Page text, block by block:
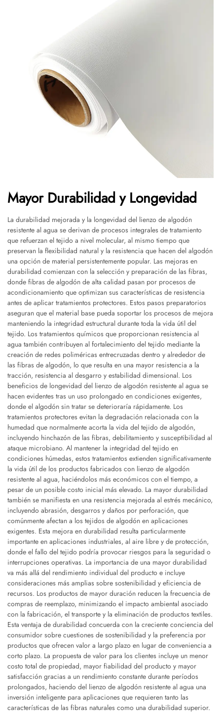
Mayor Durabilidad y Longevidad
La durabilidad mejorada y la longevidad del lienzo de algodón
resistente al agua se derivan de procesos integrales de tratamiento
que refuerzan el tejido a nivel molecular, al mismo tiempo que
preservan la flexibilidad natural y la resistencia que hacen del algodón
una opción de material persistentemente popular. Las mejoras en
durabilidad comienzan con la selección y preparación de las fibras,
donde fibras de algodón de alta calidad pasan por procesos de
acondicionamiento que optimizan sus características de resistencia
antes de aplicar tratamientos protectores. Estos pasos preparatorios
aseguran que el material base pueda soportar los procesos de mejora
manteniendo la integridad estructural durante toda la vida útil del
tejido. Los tratamientos químicos que proporcionan resistencia al
agua también contribuyen al fortalecimiento del tejido mediante la
creación de redes poliméricas entrecruzadas dentro y alrededor de
las fibras de algodón, lo que resulta en una mayor resistencia a la
tracción, resistencia al desgarro y estabilidad dimensional. Los
beneficios de longevidad del lienzo de algodón resistente al agua se
hacen evidentes tras un uso prolongado en condiciones exigentes,
donde el algodón sin tratar se deterioraría rápidamente. Los
tratamientos protectores evitan la degradación relacionada con la
humedad que normalmente acorta la vida del tejido de algodón,
incluyendo hinchazón de las fibras, debilitamiento y susceptibilidad al
ataque microbiano. Al mantener la integridad del tejido en
condiciones húmedas, estos tratamientos extienden significativamente
la vida útil de los productos fabricados con lienzo de algodón
resistente al agua, haciéndolos más económicos con el tiempo, a
pesar de un posible costo inicial más elevado. La mayor durabilidad
también se manifiesta en una resistencia mejorada al estrés mecánico,
incluyendo abrasión, desgarros y daños por perforación, que
comúnmente afectan a los tejidos de algodón en aplicaciones
exigentes. Esta mejora en durabilidad resulta particularmente
importante en aplicaciones industriales, al aire libre y de protección,
donde el fallo del tejido podría provocar riesgos para la seguridad o
interrupciones operativas. La importancia de una mayor durabilidad
va más allá del rendimiento individual del producto e incluye
consideraciones más amplias sobre sostenibilidad y eficiencia de
recursos. Los productos de mayor duración reducen la frecuencia de
compras de reemplazo, minimizando el impacto ambiental asociado
con la fabricación, el transporte y la eliminación de productos textiles.
Esta ventaja de durabilidad concuerda con la creciente conciencia del
consumidor sobre cuestiones de sostenibilidad y la preferencia por
productos que ofrecen valor a largo plazo en lugar de conveniencia a
corto plazo. La propuesta de valor para los clientes incluye un menor
costo total de propiedad, mayor fiabilidad del producto y mayor
satisfacción gracias a un rendimiento constante durante períodos
prolongados, haciendo del lienzo de algodón resistente al agua una
inversión inteligente para aplicaciones que requieren tanto las
características de las fibras naturales como una durabilidad superior.